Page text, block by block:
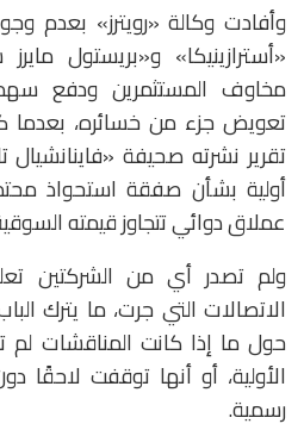
وأفادت وكالة «رويترز» بعدم
«أسترازينيكا» و«بريستول
مخاوف المستثمرين ودفع سهم
تقرير نشرته صحيفة
أولية بشأن صفقة استحواذ
عملاق دوائي تتجاوز قيمته السوقية 400 مليار
ولم تصدر أي من الشركتين
الاتصالات التي جرت، ما يترك
حول ما إذا كانت المناقشات لم
الأولية، أو أنها توقفت
رسمية.